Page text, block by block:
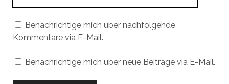
Benachrichtige mich über nachfolgende
Kommentare via E-Mail.
Benachrichtige mich über neue Beiträge via E-Mail.